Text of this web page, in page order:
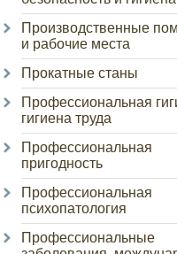
Производственные
и рабочие места
Прокатные станы
Профессиональная
гигиена труда
Профессиональная
пригодность
Профессиональная
психопатология
Профессиональные